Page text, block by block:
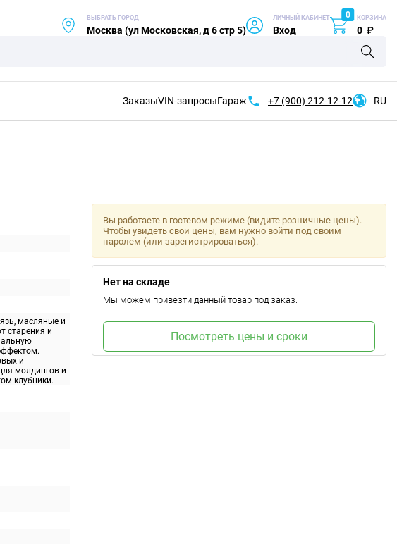
ВЫБРАТЬ ГОРОД
Москва (ул Московская, д 6 стр 5)
ЛИЧНЫЙ КАБИНЕТ
Вход
0 КОРЗИНА
0 ₽
ЗаказыVIN-запросыГараж +7 (900) 212-12-12 RU
масляные и
старения и
и
молдингов и
клубники.
Вы работаете в гостевом режиме (видите розничные цены).
Чтобы увидеть свои цены, вам нужно войти под своим
паролем (или зарегистрироваться).
Нет на складе
Мы можем привезти данный товар под заказ.
Посмотреть цены и сроки